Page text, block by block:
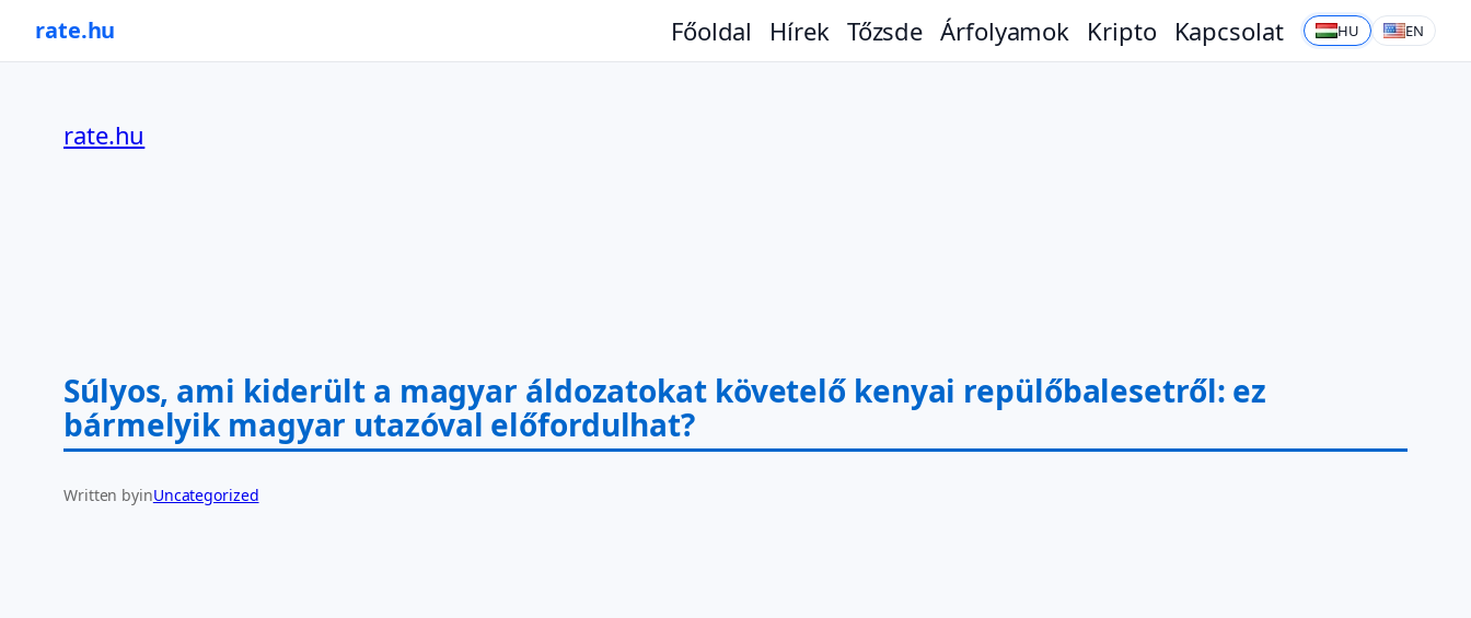
rate.hu Főoldal Hírek Tőzsde Árfolyamok Kripto Kapcsolat HU EN
rate.hu
Súlyos, ami kiderült a magyar áldozatokat követelő kenyai repülőbalesetről: ez
bármelyik magyar utazóval előfordulhat?
Written byinUncategorized